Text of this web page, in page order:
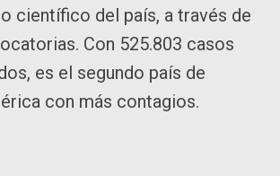
científico del país, a través de
Con 525.803 casos
es el segundo país de
con más contagios.